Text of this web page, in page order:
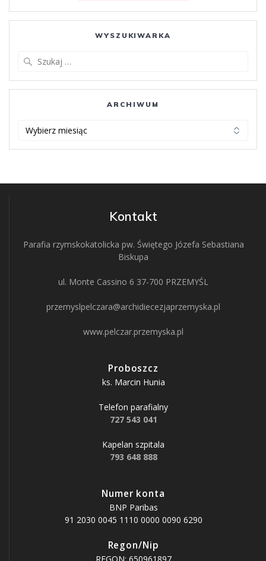
WYSZUKIWARKA
ARCHIWUM
Kontakt
Parafia rzymskokatolicka pw. Świętego Józefa Sebastiana
Biskupa
ul. Monte Cassino 6 37-700 PRZEMYŚL
przemyslpelczara@archidiecezjaprzemyska.pl
www.pelczar.przemyska.pl
Proboszcz
ks. Marcin Hunia
Telefon parafialny
727 543 041
Kapelan szpitala
793 648 888
Numer konta
BNP Paribas
91 2030 0045 1110 0000 0090 6290
Regon/Nip